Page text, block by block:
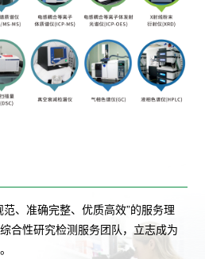
、准确完整、优质高效”的服务理
合性研究检测服务团队，立志成为